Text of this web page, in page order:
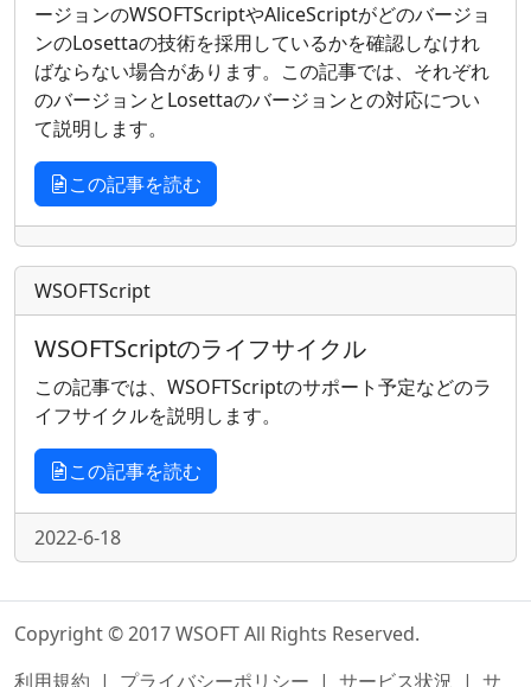
ージョンのWSOFTScriptやAliceScriptがどのバージョ
ンのLosettaの技術を採用しているかを確認しなけれ
ばならない場合があります。この記事では、それぞれ
のバージョンとLosettaのバージョンとの対応につい
て説明します。
この記事を読む
WSOFTScript
WSOFTScriptのライフサイクル
この記事では、WSOFTScriptのサポート予定などのラ
イフサイクルを説明します。
この記事を読む
2022-6-18
Copyright © 2017 WSOFT All Rights Reserved.
利用規約 | プライバシーポリシー | サービス状況 | サ